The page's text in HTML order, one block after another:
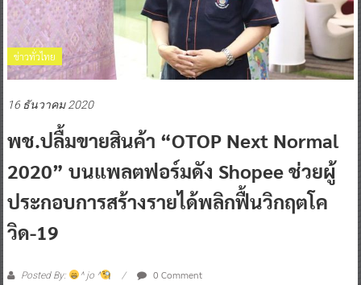
ข่าวทั่วไทย
16 ธันวาคม 2020
พช.ปลื้มขายสินค้า “OTOP Next Normal
2020” บนแพลตฟอร์มดัง Shopee ช่วยผู้
ประกอบการสร้างรายได้พลิกฟื้นวิกฤตโค
วิด-19
Posted By: ^ jo ^ 0 Comment